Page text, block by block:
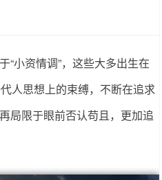
“小资情调”，这些大多出生在
人思想上的束缚，不断在追求
局限于眼前否认苟且，更加追